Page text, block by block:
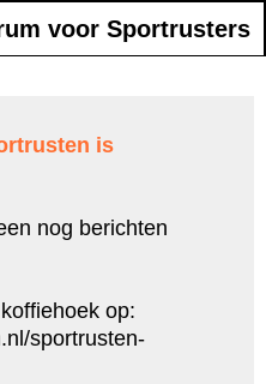
voor Sportrusters
is
nog berichten
op:
sportrusten-